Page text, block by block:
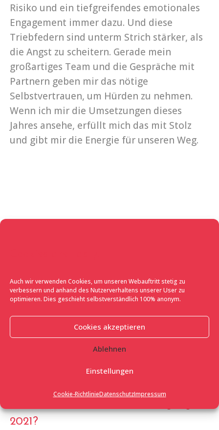
Auch wir verwenden Cookies, um unseren Webauftritt stetig zu
verbessern und anhand des Nutzerverhaltens unserer User zu
optimieren. Dies geschieht selbstverständlich 100% anonym.
Cookies akzeptieren
Ablehnen
Einstellungen
Cookie-RichtlinieDatenschutzImpressum
Risiko und ein tiefgreifendes emotionales
Engagement immer dazu. Und diese
Triebfedern sind unterm Strich stärker, als
die Angst zu scheitern. Gerade mein
großartiges Team und die Gespräche mit
Partnern geben mir das nötige
Selbstvertrauen, um Hürden zu nehmen.
Wenn ich mir die Umsetzungen dieses
Jahres ansehe, erfüllt mich das mit Stolz
und gibt mir die Energie für unseren Weg.
2021?